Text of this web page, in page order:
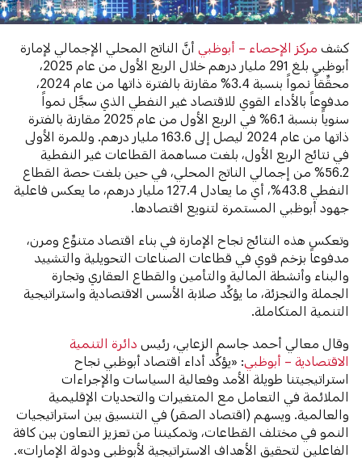
كشفمركز الإحصاء – أبوظبي أنَّ الناتج المحلي الإجمالي لإمارة
أبوظبي بلغ 291 مليار درهم خلال الربع الأول من عام 2025،
محقِّقاً نمواً بنسبة 3.4% مقارنة بالفترة ذاتها من عام 2024،
مدفوعاً بالأداء القوي للاقتصاد غير النفطي الذي سجَّل نمواً
سنوياً بنسبة 6.1% في الربع الأول من عام 2025 مقارنة بالفترة
ذاتها من عام 2024 ليصل إلى 163.6 مليار درهم. وللمرة الأولى
في نتائج الربع الأول، بلغت مساهمة القطاعات غير النفطية
56.2% من إجمالي الناتج المحلي، في حين بلغت حصة القطاع
النفطي 43.8%، أي ما يعادل 127.4 مليار درهم، ما يعكس فاعلية
جهود أبوظبي المستمرة لتنويع اقتصادها.
وتعكس هذه النتائج نجاح الإمارة في بناء اقتصاد متنوِّع ومرن،
مدفوعاً بزخم قوي في قطاعات الصناعات التحويلية والتشييد
والبناء وأنشطة المالية والتأمين والقطاع العقاري وتجارة
الجملة والتجزئة، ما يؤكِّد صلابة الأسس الاقتصادية واستراتيجية
التنمية المتكاملة.
وقال معالي أحمد جاسم الزعابي، رئيسدائرة التنمية
الاقتصادية – أبوظبي : «يؤكِّد أداء اقتصاد أبوظبي نجاح
استراتيجيتنا طويلة الأمد وفعالية السياسات والإجراءات
الملائمة في التعامل مع المتغيرات والتحديات الإقليمية
والعالمية. ويسهم (اقتصاد الصقر) في التنسيق بين استراتيجيات
النمو في مختلف القطاعات، وتمكيننا من تعزيز التعاون بين كافة
الفاعلين لتحقيق الأهداف الاستراتيجية لأبوظبي ودولة الإمارات».